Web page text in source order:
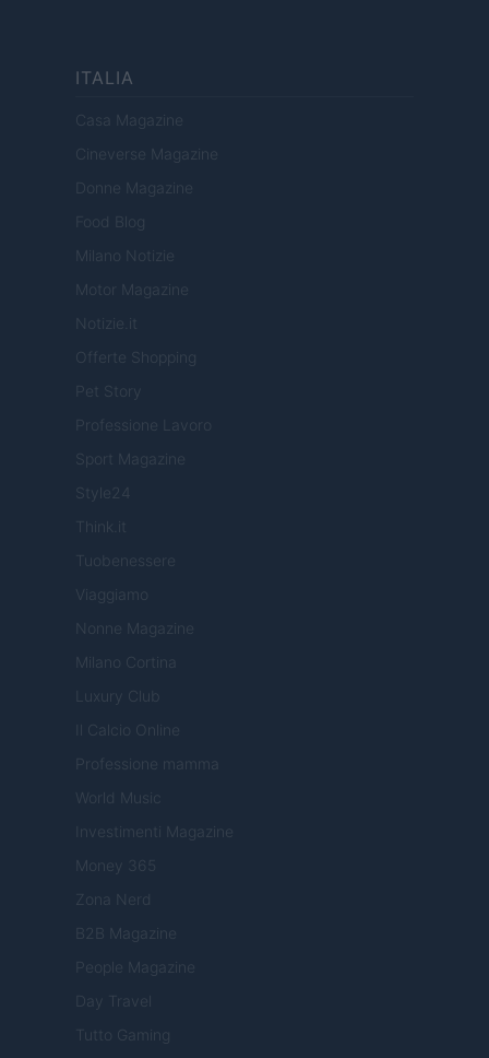
ITALIA
Casa Magazine
Cineverse Magazine
Donne Magazine
Food Blog
Milano Notizie
Motor Magazine
Notizie.it
Offerte Shopping
Pet Story
Professione Lavoro
Sport Magazine
Style24
Think.it
Tuobenessere
Viaggiamo
Nonne Magazine
Milano Cortina
Luxury Club
Il Calcio Online
Professione mamma
World Music
Investimenti Magazine
Money 365
Zona Nerd
B2B Magazine
People Magazine
Day Travel
Tutto Gaming